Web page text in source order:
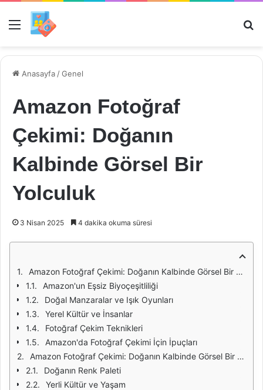
Menü
Anasayfa /Genel
Amazon Fotoğraf
Çekimi: Doğanın
Kalbinde Görsel Bir
Yolculuk
3 Nisan 2025 4 dakika okuma süresi
Amazon Fotoğraf Çekimi: Doğanın Kalbinde Görsel Bir Yolculuk
Amazon'un Eşsiz Biyoçeşitliliği
Doğal Manzaralar ve Işık Oyunları
Yerel Kültür ve İnsanlar
Fotoğraf Çekim Teknikleri
Amazon'da Fotoğraf Çekimi İçin İpuçları
Amazon Fotoğraf Çekimi: Doğanın Kalbinde Görsel Bir Yolculuk
Doğanın Renk Paleti
Yerli Kültür ve Yaşam